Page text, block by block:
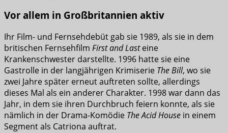
Vor allem in Großbritannien aktiv
Ihr Film- und Fernsehdebüt gab sie 1989, als sie in dem
britischen Fernsehfilm First and Lasteine
Krankenschwester darstellte. 1996 hatte sie eine
Gastrolle in der langjährigen Krimiserie The Bill, wo sie
zwei Jahre später erneut auftreten sollte, allerdings
dieses Mal als ein anderer Charakter. 1998 war dann das
Jahr, in dem sie ihren Durchbruch feiern konnte, als sie
nämlich in der Drama-Komödie The Acid House in einem
Segment als Catriona auftrat.